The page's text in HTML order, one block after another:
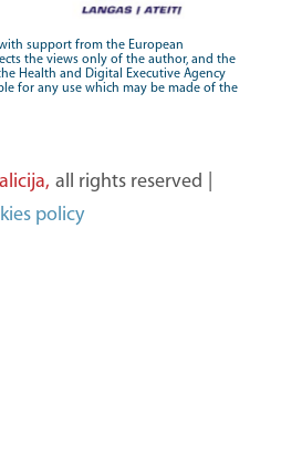
support from the European
the views only of the author, and the
Health and Digital Executive Agency
for any use which may be made of the
all rights reserved
policy